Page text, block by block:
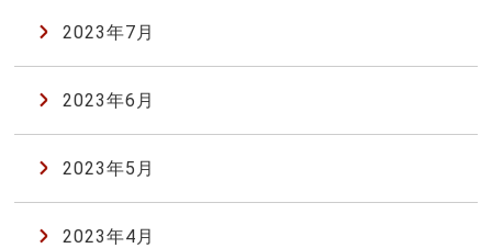
2023年7月
2023年6月
2023年5月
2023年4月